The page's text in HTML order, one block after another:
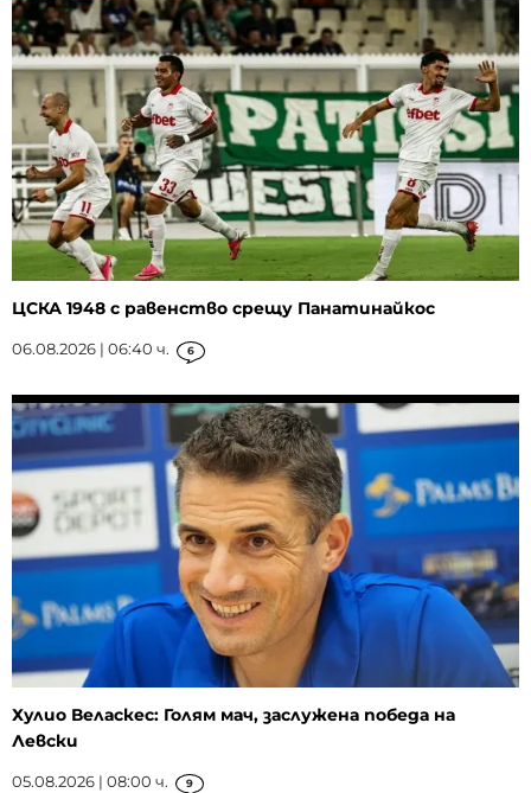
ЦСКА 1948 с равенство срещу Панатинайкос
06.08.2026 | 06:40 ч. 6
Хулио Веласкес: Голям мач, заслужена победа на
Левски
05.08.2026 | 08:00 ч. 9